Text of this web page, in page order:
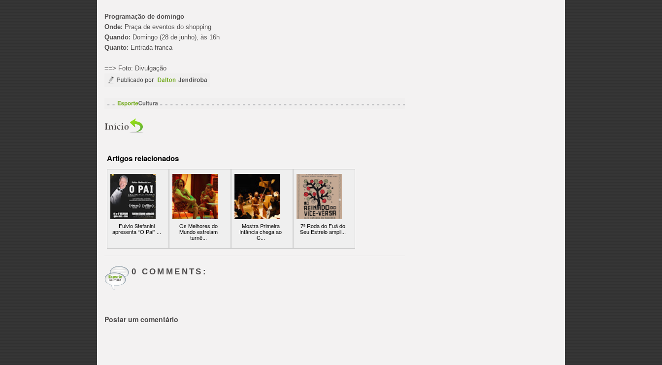
Programação de domingo
Onde: Praça de eventos do shopping
Quando: Domingo (28 de junho), às 16h
Quanto: Entrada franca
==> Foto: Divulgação
Artigos relacionados
Fulvio Stefanini
apresenta “O Pai” ...
Os Melhores do
Mundo estreiam
turnê...
Mostra Primeira
Infância chega ao
C...
7ª Roda do Fuá do
Seu Estrelo ampli...
0 COMMENTS:
Postar um comentário